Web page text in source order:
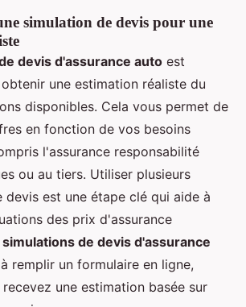
simulation de devis pour une
devis d'assurance auto est
une estimation réaliste du
disponibles. Cela vous permet de
en fonction de vos besoins
l'assurance responsabilité
ou au tiers. Utiliser plusieurs
devis est une étape clé qui aide à
des prix d'assurance
simulations de devis d'assurance
remplir un formulaire en ligne,
une estimation basée sur